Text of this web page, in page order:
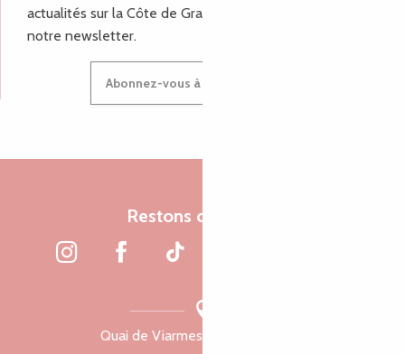
actualités sur la Côte de Granit Rose, inscrivez-vous à
notre newsletter.
Abonnez-vous à notre newsletter
Restons connectés
Quai de Viarmes, 22300 Lannion